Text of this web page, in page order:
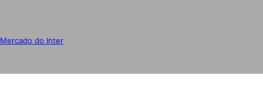
Mercado do Inter